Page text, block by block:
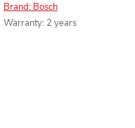
Brand: Bosch
Warranty: 2 years